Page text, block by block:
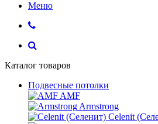
Меню
Каталог товаров
Подвесные потолки
AMF
Armstrong
Celenit